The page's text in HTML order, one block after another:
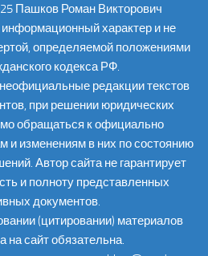
Пашков Роман Викторович
информационный характер и не
определяемой положениями
кодекса РФ.
редакции текстов
при решении юридических
обращаться к официально
и изменениям в них по состоянию
Автор сайта не гарантирует
и полноту представленных
документов.
(цитировании) материалов
на сайт обязательна.